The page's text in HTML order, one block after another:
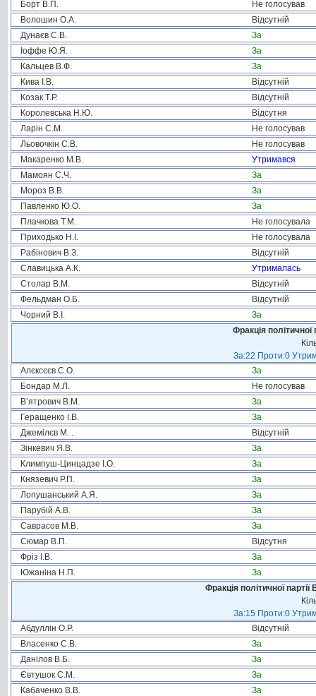
Борт В.П.
Не голосував
Волошин О.А.
Відсутній
Дунаєв С.В.
За
Іоффе Ю.Я.
За
Кальцев В.Ф.
За
Кива І.В.
Відсутній
Козак Т.Р.
Відсутній
Королевська Н.Ю.
Відсутня
Ларін С.М.
Не голосував
Льовочкін С.В.
Не голосував
Макаренко М.В.
Утримався
Мамоян С.Ч.
За
Мороз В.В.
За
Павленко Ю.О.
За
Плачкова Т.М.
Не голосувала
Приходько Н.І.
Не голосувала
Рабінович В.З.
Відсутній
Славицька А.К.
Утрималась
Столар В.М.
Відсутній
Фельдман О.Б.
Відсутній
Чорний В.І.
За
Фракція
За:22 Проти:0
Алєксєєв С.О.
За
Бондар М.Л.
Не голосував
В’ятрович В.М.
За
Геращенко І.В.
За
Джемілєв М. .
Відсутній
Зінкевич Я.В.
За
Климпуш-Цинцадзе І.О.
За
Князевич Р.П.
За
Лопушанський А.Я.
За
Парубій А.В.
За
Саврасов М.В.
За
Сюмар В.П.
Відсутня
Фріз І.В.
За
Южаніна Н.П.
За
Фракція політичної
За:15 Проти:0
Абдуллін О.Р.
Відсутній
Власенко С.В.
За
Данілов В.Б.
За
Євтушок С.М.
За
Кабаченко В.В.
За